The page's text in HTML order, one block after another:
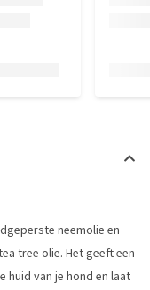
neemolie en
tree olie. Het geeft een
van je hond en laat